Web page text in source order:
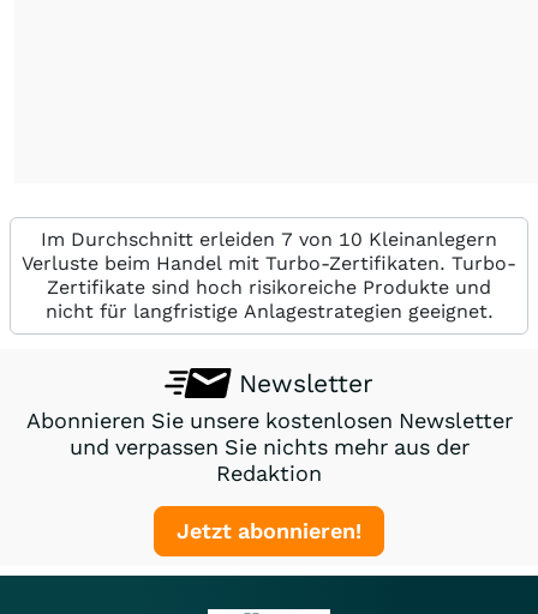
Im Durchschnitt erleiden 7 von 10 Kleinanlegern
Verluste beim Handel mit Turbo-Zertifikaten. Turbo-
Zertifikate sind hoch risikoreiche Produkte und
nicht für langfristige Anlagestrategien geeignet.
Newsletter
Abonnieren Sie unsere kostenlosen Newsletter
und verpassen Sie nichts mehr aus der
Redaktion
Jetzt abonnieren!